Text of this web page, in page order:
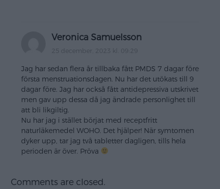
Veronica Samuelsson
25 december, 2023 kl. 09:29
Jag har sedan flera år tillbaka fått PMDS 7 dagar före
första menstruationsdagen. Nu har det utökats till 9
dagar före. Jag har också fått antidepressiva utskrivet
men gav upp dessa då jag ändrade personlighet till
att bli likgiltig.
Nu har jag i stället börjat med receptfritt
naturläkemedel WOHO. Det hjälper! När symtomen
dyker upp, tar jag två tabletter dagligen, tills hela
perioden är över. Pröva
Comments are closed.